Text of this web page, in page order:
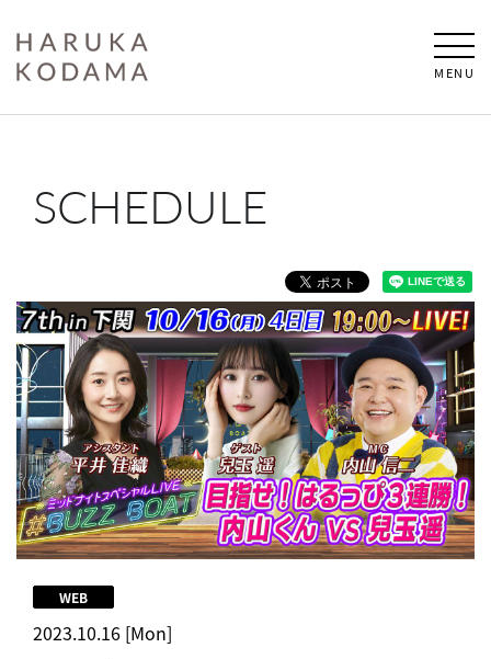
MENU
SCHEDULE
2023.10.16 [Mon]
WEB